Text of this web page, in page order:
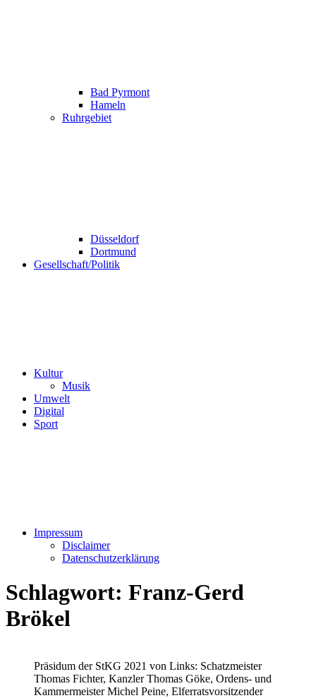
Bad Pyrmont
Hameln
Ruhrgebiet
Düsseldorf
Dortmund
Gesellschaft/Politik
Kultur
Musik
Umwelt
Digital
Sport
Impressum
Disclaimer
Datenschutzerklärung
Schlagwort: Franz-Gerd
Brökel
Präsidum der StKG 2021 von Links: Schatzmeister
Thomas Fichter, Kanzler Thomas Göke, Ordens- und
Kammermeister Michel Peine, Elferratsvorsitzender